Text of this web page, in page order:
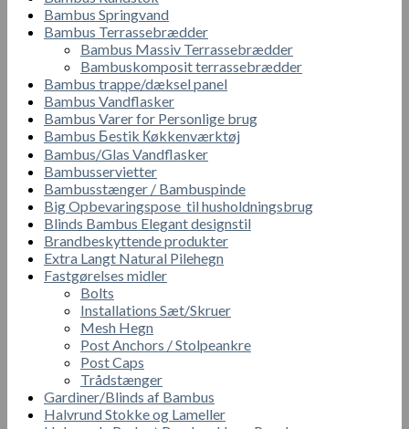
Bambus Springvand
Bambus Terrassebrædder
Bambus Massiv Terrassebrædder
Bambuskomposit terrassebrædder
Bambus trappe/dæksel panel
Bambus Vandflasker
Bambus Varer for Personlige brug
Bambus Бestik Кøkkenværktøj
Bambus/Glas Vandflasker
Bambusservietter
Bambusstænger / Bambuspinde
Big Opbevaringspose til husholdningsbrug
Blinds Bambus Elegant designstil
Brandbeskyttende produkter
Extra Langt Natural Pilehegn
Fastgørelses midler
Bolts
Installations Sæt/Skruer
Mesh Hegn
Post Anchors / Stolpeankre
Post Caps
Trådstænger
Gardiner/Blinds af Bambus
Halvrund Stokke og Lameller